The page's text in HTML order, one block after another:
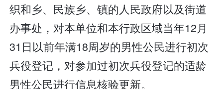
织和乡、民族乡、镇的人民政府以及街道
办事处，对本单位和本行政区域当年12月
31日以前年满18周岁的男性公民进行初次
兵役登记，对参加过初次兵役登记的适龄
男性公民进行信息核验更新。